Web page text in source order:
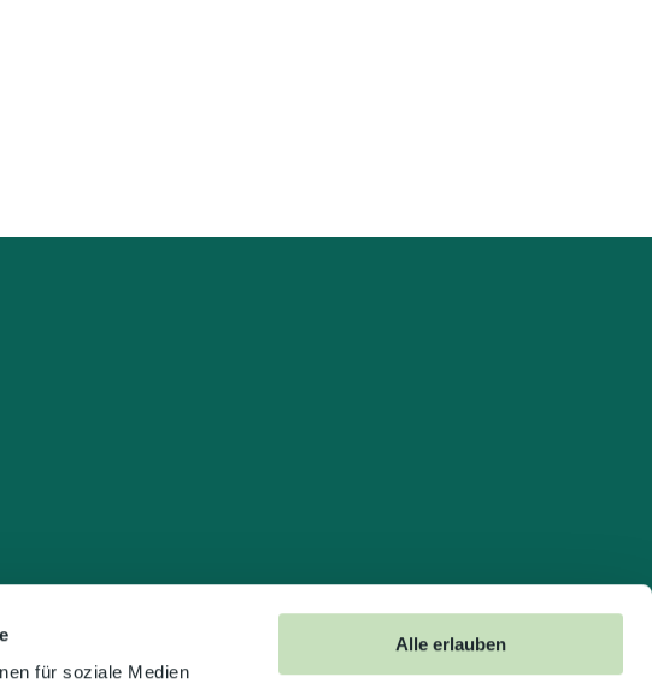
für soziale Medien
Alle erlauben